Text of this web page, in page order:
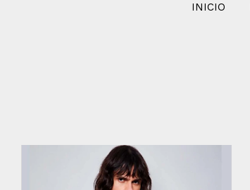
INICIO